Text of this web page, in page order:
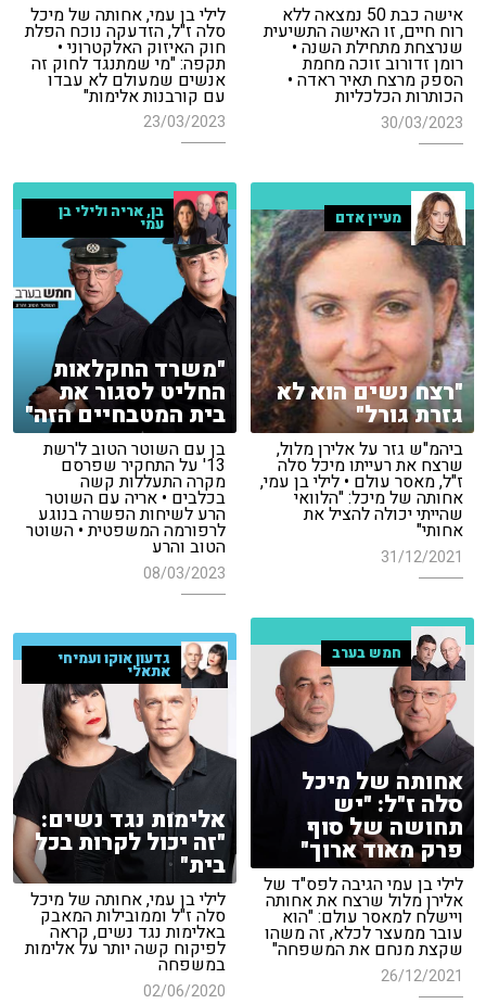
אישה כבת 50 נמצאה ללא
רוח חיים, זו האישה התשיעית
שנרצחת מתחילת השנה •
רומן זדורוב זוכה מחמת
הספק מרצח תאיר ראדה •
הכותרות הכלכליות
30/03/2023
לילי בן עמי, אחותה של מיכל
סלה ז"ל, הזדעקה נוכח הפלת
חוק האיזוק האלקטרוני •
תקפה: "מי שמתנגד לחוק זה
אנשים שמעולם לא עבדו
עם קורבנות אלימות"
23/03/2023
בן, אריה ולילי בן
עמי
"משרד החקלאות
החליט לסגור את
בית המטבחיים הזה"
בן עם השוטר הטוב ל'רשת
13' על התחקיר שפרסם
מקרה התעללות קשה
בכלבים • אריה עם השוטר
הרע לשיחות הפשרה בנוגע
לרפורמה המשפטית • השוטר
הטוב והרע
08/03/2023
מעיין אדם
"רצח נשים הוא לא
גזרת גורל"
ביהמ"ש גזר על אלירן מלול,
שרצח את רעייתו מיכל סלה
ז"ל, מאסר עולם • לילי בן עמי,
אחותה של מיכל: "הלוואי
שהייתי יכולה להציל את
אחותי"
31/12/2021
חמש בערב
אחותה של מיכל
סלה ז"ל: "יש
תחושה של סוף
פרק מאוד ארוך"
לילי בן עמי הגיבה לפס"ד של
אלירן מלול שרצח את אחותה
ויישלח למאסר עולם: "הוא
עובר ממעצר לכלא, זה משהו
שקצת מנחם את המשפחה"
26/12/2021
גדעון אוקו ועמיחי
אתאלי
אלימות נגד נשים:
"זה יכול לקרות בכל
בית"
לילי בן עמי, אחותה של מיכל
סלה ז"ל וממובילות המאבק
באלימות נגד נשים, קראה
לפיקוח קשה יותר על אלימות
במשפחה
02/06/2020